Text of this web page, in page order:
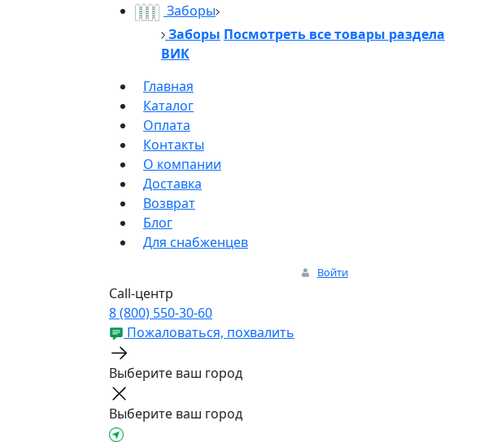
Заборы
Заборы Посмотреть все товары раздела
ВИК
Главная
Каталог
Оплата
Контакты
О компании
Доставка
Возврат
Блог
Для снабженцев
Войти
Call-центр
8 (800) 550-30-60
Пожаловаться, похвалить
Выберите ваш город
Выберите ваш город